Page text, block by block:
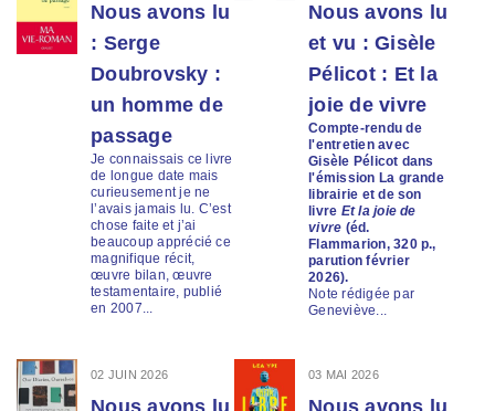
Nous avons lu
: Serge
Doubrovsky :
un homme de
passage
Je connaissais ce livre
de longue date mais
curieusement je ne
l’avais jamais lu. C’est
chose faite et j’ai
beaucoup apprécié ce
magnifique récit,
œuvre bilan, œuvre
testamentaire, publié
en 2007...
Nous avons lu
et vu : Gisèle
Pélicot : Et la
joie de vivre
Compte-rendu de
l'entretien avec
Gisèle Pélicot dans
l'émission La grande
librairie et de son
livre Et la joie de
vivre (éd.
Flammarion, 320 p.,
parution février
2026).
Note rédigée par
Geneviève...
02 JUIN 2026 03 MAI 2026